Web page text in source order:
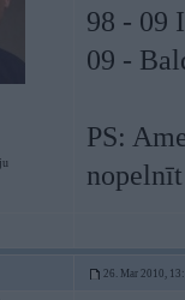
98 - 09
09 -
PS:
26. Mar 2010,